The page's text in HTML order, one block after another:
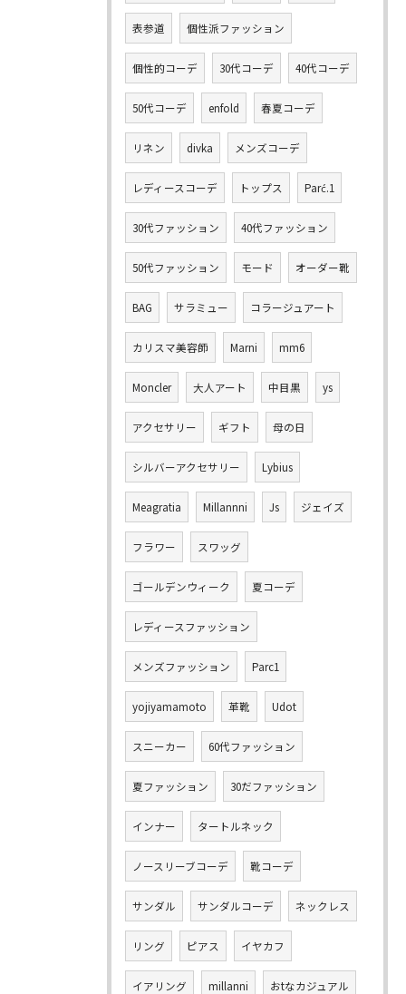
表参道 個性派ファッション
個性的コーデ 30代コーデ 40代コーデ
50代コーデ enfold 春夏コーデ
リネン divka メンズコーデ
レディースコーデ トップス Parć.1
30代ファッション 40代ファッション
50代ファッション モード オーダー靴
BAG サラミュー コラージュアート
カリスマ美容師 Marni mm6
Moncler 大人アート 中目黒 ys
アクセサリー ギフト 母の日
シルバーアクセサリー Lybius
Meagratia Millannni Js ジェイズ
フラワー スワッグ
ゴールデンウィーク 夏コーデ
レディースファッション
メンズファッション Parc1
yojiyamamoto 革靴 Udot
スニーカー 60代ファッション
夏ファッション 30だファッション
インナー タートルネック
ノースリーブコーデ 靴コーデ
サンダル サンダルコーデ ネックレス
リング ピアス イヤカフ
イアリング millanni おtなカジュアル